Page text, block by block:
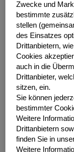
„Das externe
kommentiert
grenke
und sind
der grenke
Jahresauftakt
gutes Drittel
voll im Plan mit
Zwecke und
bestimmte
stellen
des Einsatzes
Drittanbietern,
Cookies
auch in die
Drittanbieter,
sitzen, ein.
Sie können
bestimmter
Weitere
Drittanbietern
finden Sie in
Weitere